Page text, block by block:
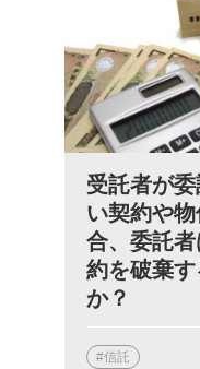
受託者が
い契約や
合、委託
約を破棄
か？
#信託